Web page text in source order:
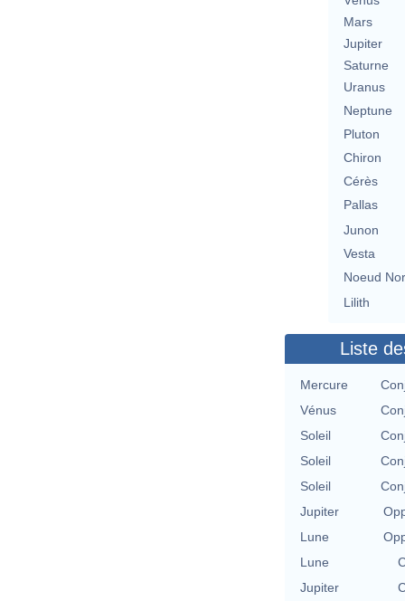
Mars
Jupiter
Saturne
Uranus
Neptune
Pluton
Chiron
Cérès
Pallas
Junon
Vesta
Noeud
Lilith
Liste
Mercure
Vénus
Soleil
Soleil
Soleil
Jupiter
Lune
Lune
Jupiter